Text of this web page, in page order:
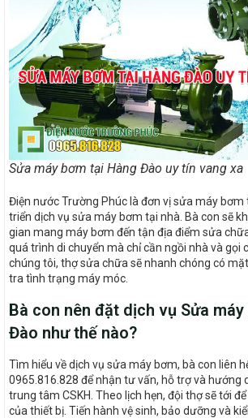
Sửa máy bơm tại Hàng Đào uy tín vang xa
Điện nước Trường Phúc là đơn vị sửa máy
triển dịch vụ sửa máy bơm tại nhà. Bà con sẽ
gian mang máy bơm đến tận địa điểm sửa
quá trình di chuyển mà chỉ cần ngồi nhà và gọi
chúng tôi, thợ sửa chữa sẽ nhanh chóng có
tra tình trạng máy móc.
Bà con nên đặt dịch vụ Sửa
Đào như thế nào?
Tìm hiểu về dịch vụ sửa máy bơm, bà con liên
0965.816.828 để nhận tư vấn, hỗ trợ và hướng
trung tâm CSKH. Theo lịch hẹn, đội thợ sẽ tới
của thiết bị. Tiến hành vệ sinh, bảo dưỡng và